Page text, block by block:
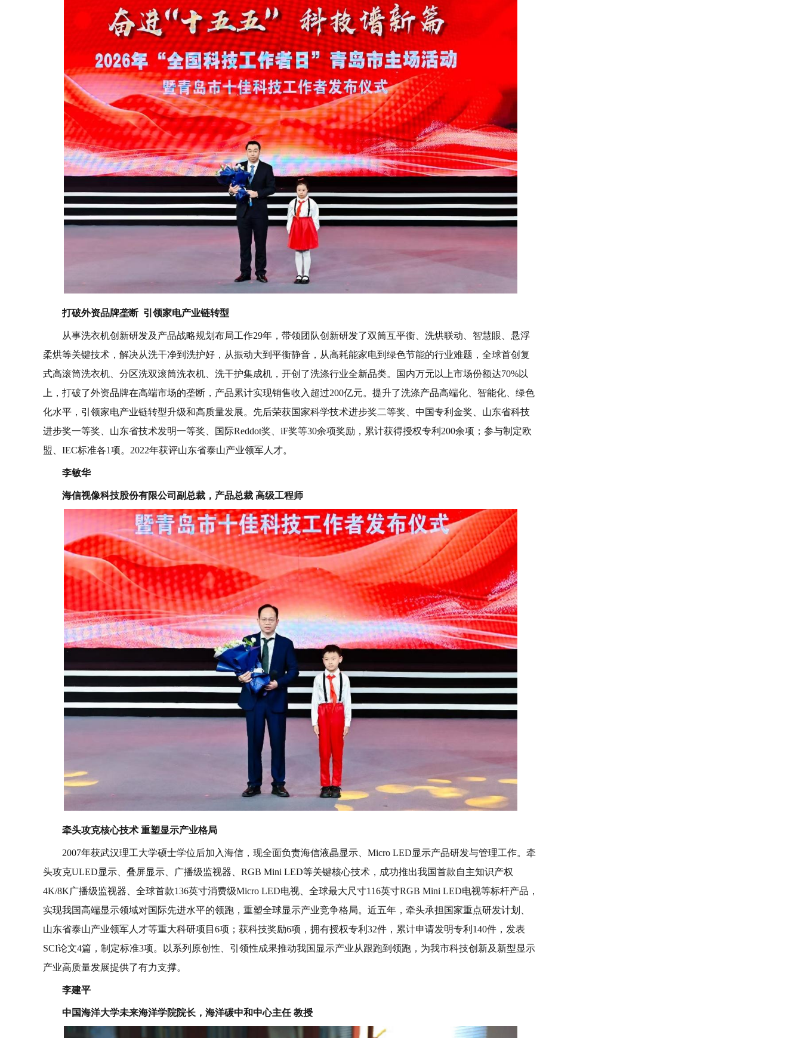
打破外资品牌垄断 引领家电产业链转型
从事洗衣机创新研发及产品战略规划布局工作29年，带领团队创新研发了双筒互平衡、洗烘联动、智慧眼、悬浮
柔烘等关键技术，解决从洗干净到洗护好，从振动大到平衡静音，从高耗能家电到绿色节能的行业难题，全球首创复
式高滚筒洗衣机、分区洗双滚筒洗衣机、洗干护集成机，开创了洗涤行业全新品类。国内万元以上市场份额达70%以
上，打破了外资品牌在高端市场的垄断，产品累计实现销售收入超过200亿元。提升了洗涤产品高端化、智能化、绿色
化水平，引领家电产业链转型升级和高质量发展。先后荣获国家科学技术进步奖二等奖、中国专利金奖、山东省科技
进步奖一等奖、山东省技术发明一等奖、国际Reddot奖、iF奖等30余项奖励，累计获得授权专利200余项；参与制定欧
盟、IEC标准各1项。2022年获评山东省泰山产业领军人才。
李敏华
海信视像科技股份有限公司副总裁，产品总裁 高级工程师
牵头攻克核心技术 重塑显示产业格局
2007年获武汉理工大学硕士学位后加入海信，现全面负责海信液晶显示、Micro LED显示产品研发与管理工作。牵
头攻克ULED显示、叠屏显示、广播级监视器、RGB Mini LED等关键核心技术，成功推出我国首款自主知识产权
4K/8K广播级监视器、全球首款136英寸消费级Micro LED电视、全球最大尺寸116英寸RGB Mini LED电视等标杆产品，
实现我国高端显示领域对国际先进水平的领跑，重塑全球显示产业竞争格局。近五年，牵头承担国家重点研发计划、
山东省泰山产业领军人才等重大科研项目6项；获科技奖励6项，拥有授权专利32件，累计申请发明专利140件，发表
SCI论文4篇，制定标准3项。以系列原创性、引领性成果推动我国显示产业从跟跑到领跑，为我市科技创新及新型显示
产业高质量发展提供了有力支撑。
李建平
中国海洋大学未来海洋学院院长，海洋碳中和中心主任 教授